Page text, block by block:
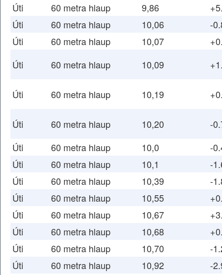
Úti
60 metra hlaup 9,86
Úti
60 metra hlaup 10,06
-
Úti
60 metra hlaup 10,07
Úti
60 metra hlaup 10,09
Úti 60 metra hlaup 10,19
Úti 60 metra hlaup 10,20
-
Úti
60 metra hlaup 10,0
-
Úti
60 metra hlaup 10,1
-
Úti
60 metra hlaup 10,39
-
Úti
60 metra hlaup 10,55
Úti
60 metra hlaup 10,67
Úti
60 metra hlaup 10,68
Úti
60 metra hlaup 10,70
-
Úti
60 metra hlaup 10,92
-